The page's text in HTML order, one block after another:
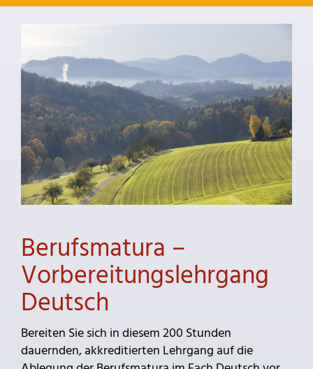
Berufsmatura –
Vorbereitungslehrgang
Deutsch
Bereiten Sie sich in diesem 200 Stunden
dauernden, akkreditierten Lehrgang auf die